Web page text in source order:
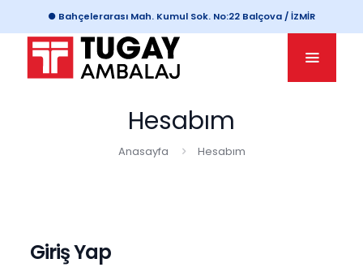
● Bahçelerarası Mah. Kumul Sok. No:22 Balçova / İZMİR
Hesabım
Anasayfa Hesabım
Giriş Yap